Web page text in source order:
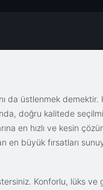
da üstlenmek
doğru kalitede
en hızlı ve kesin
en büyük fırsatları
Konforlu, lüks